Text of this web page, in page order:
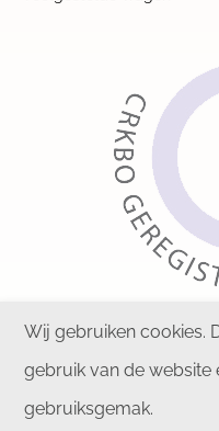
Copyright © 2026 KIPZ.
Wij gebruiken cookies.
gebruik van de website
gebruiksgemak.